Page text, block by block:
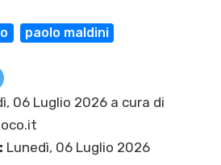
paolo maldini
06 Luglio 2026 a cura di
Lunedì, 06 Luglio 2026